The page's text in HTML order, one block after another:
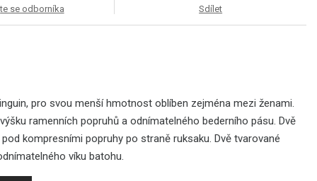
se odborníka Sdílet
pro svou menší hmotnost oblíben zejména mezi ženami.
ramenních popruhů a odnímatelného bederního pásu. Dvě
kompresními popruhy po straně ruksaku. Dvě tvarované
víku batohu.